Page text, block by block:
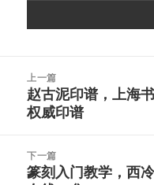
上一篇
上
篇
章：
赵古泥印谱，上海
权威印谱
下一篇
下
篆刻入门教学，西